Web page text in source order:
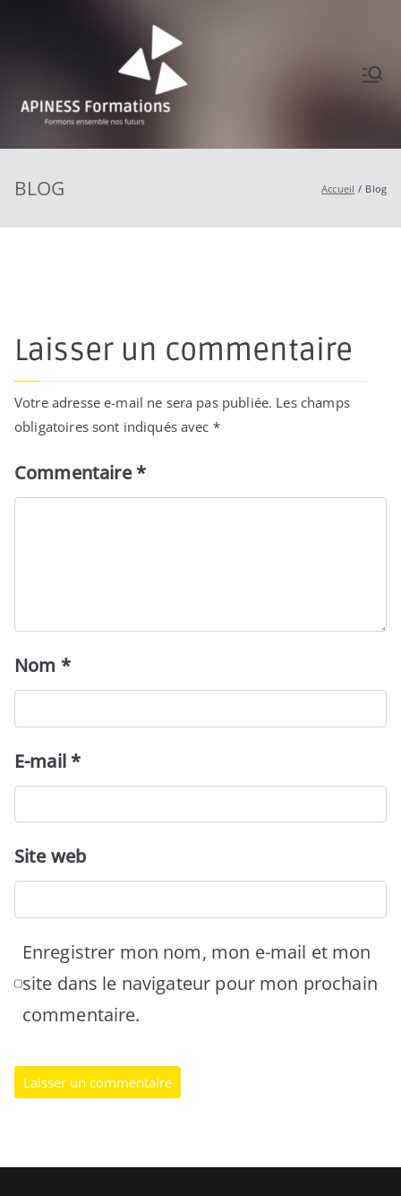
APINES
S
Formati
Formons ensemble
BLOG Accueil Blog
Laisser un commentaire
Votre adresse e-mail ne sera pas publiée. Les champs
obligatoires sont indiqués avec *
Commentaire*
Nom *
E-mail *
Site web
Enregistrer mon nom, mon e-mail et mon
site dans le navigateur pour mon prochain
commentaire.